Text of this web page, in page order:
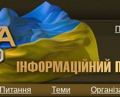
Питання Теми